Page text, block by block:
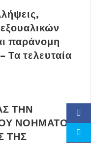
παράνομη
τελευταία
ΤΗΝ
ΝΟΗΜΑΤΟΣ
ΤΗΣ